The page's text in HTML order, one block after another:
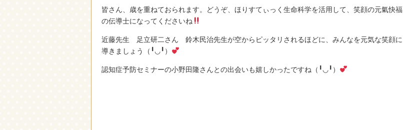
皆さん、歳を重ねておられます。どうぞ、ほりすてぃっく生命科学を活用して、笑顔の元氣快福
の伝導士になってくださいね
近藤先生 足立研二さん 鈴木民治先生が空からピッタリされるほどに、みんなを元気な笑顔に
導きましょう（╹◡╹）
認知症予防セミナーの小野田隆さんとの出会いも嬉しかったですね（╹◡╹）